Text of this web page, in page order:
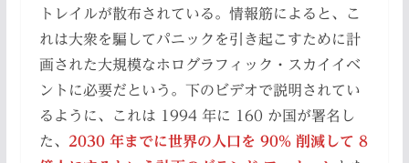
トレイルが散布されている。情報筋によると、こ
れは大衆を騙してパニックを引き起こすために計
画された大規模なホログラフィック・スカイイベ
ントに必要だという。下のビデオで説明されてい
るように、これは 1994 年に 160 か国が署名し
た、 2030 年までに世界の人口を 90% 削減して 8